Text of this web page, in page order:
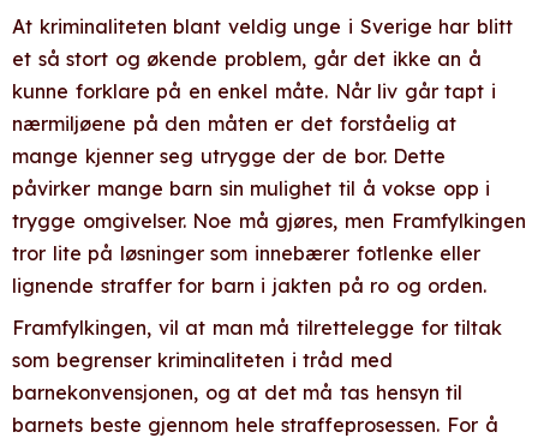
At kriminaliteten blant veldig unge i Sverige har blitt
et så stort og økende problem, går det ikke an å
kunne forklare på en enkel måte. Når liv går tapt i
nærmiljøene på den måten er det forståelig at
mange kjenner seg utrygge der de bor. Dette
påvirker mange barn sin mulighet til å vokse opp i
trygge omgivelser. Noe må gjøres, men Framfylkingen
tror lite på løsninger som innebærer fotlenke eller
lignende straffer for barn i jakten på ro og orden.
Framfylkingen, vil at man må tilrettelegge for tiltak
som begrenser kriminaliteten i tråd med
barnekonvensjonen, og at det må tas hensyn til
barnets beste gjennom hele straffeprosessen. For å